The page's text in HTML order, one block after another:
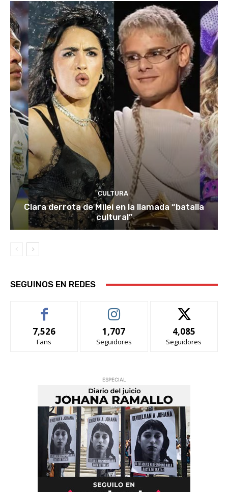
CULTURA
Clara derrota de Milei en la llamada “batalla
cultural”
SEGUINOS EN REDES
7,526
Fans
1,707
Seguidores
4,085
Seguidores
ESPECIAL